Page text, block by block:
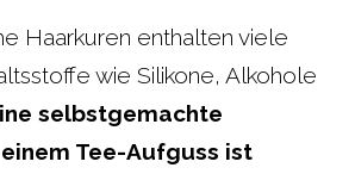
Haarkuren enthalten viele
wie Silikone, Alkohole
selbstgemachte
Tee-Aufguss ist